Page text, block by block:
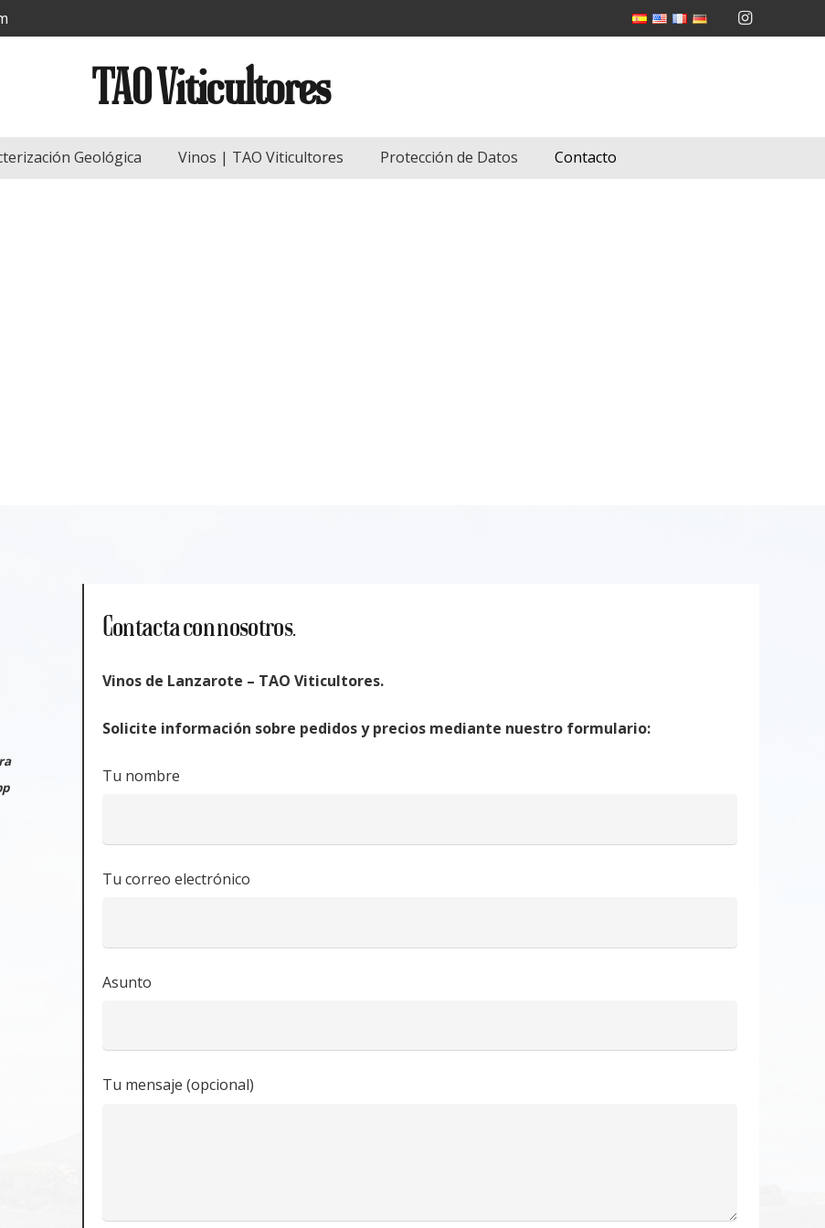
TAO Viticultores
Geológica Vinos | TAO Viticultores Protección de Datos Contacto
Contacta con nosotros.
Vinos de Lanzarote – TAO Viticultores.
Solicite información sobre pedidos y precios mediante nuestro formulario:
Tu nombre
Tu correo electrónico
Asunto
Tu mensaje (opcional)